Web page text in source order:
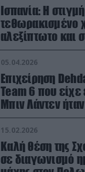
Ισπανία: Η
τεθωρακισμένο
αλεξίπτωτο και
ορμή στο έδαφος
05.04.2026
Επιχείρηση
Team 6 που είχε
Μπιν Λάντεν
διέσωσε τον
15.02.2026
Καλή θέση της
σε διαγωνισμό